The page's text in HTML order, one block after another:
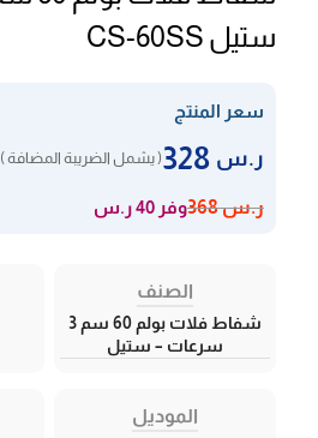
ستيل CS-60SS
سعر المنتج
ر.س ( يشمل الضريبة المضافة )
ر.س368 وفر 40 ر.س
الصنف
شفاط فلات بولم 60 سم 3
سرعات – ستيل
الموديل